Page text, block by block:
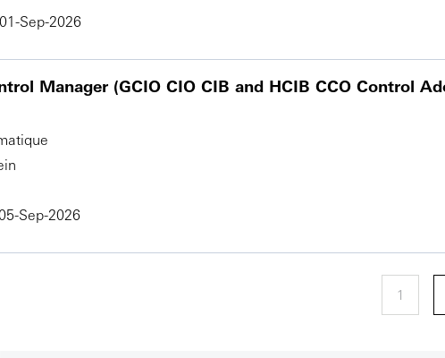
Sep-2026
Manager (GCIO CIO CIB and HCIB CCO Control
Sep-2026
1